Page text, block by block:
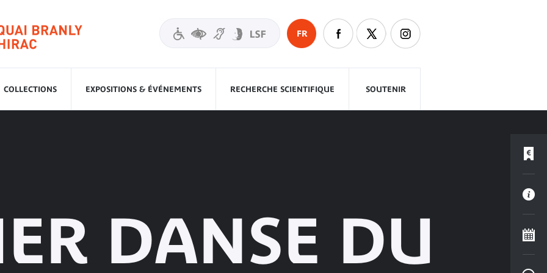
FR
COLLECTIONS EXPOSITIONS & ÉVÉNEMENTS RECHERCHE SCIENTIFIQUE SOUTENIR
DANSE DU